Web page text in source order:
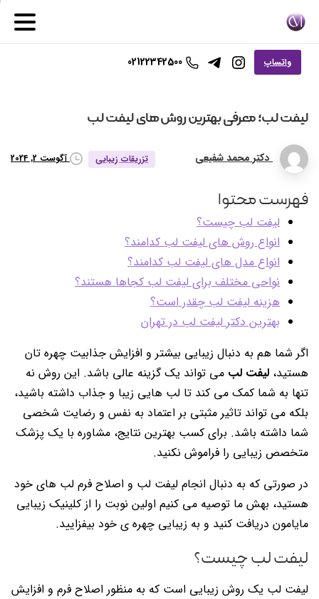
واتساپ 02122342500
لیفتلب؛معرفیبهترینروشهایلیفتلب
دکتر محمد شفیعی تزریقات زیبایی آگوست 2, 2024
فهرست محتوا
لیفت لب چیست؟
انواع روش های لیفت لب کدامند؟
انواع مدل های لیفت لب کدامند؟
نواحی مختلف برای لیفت لب کجاها هستند؟
هزینه لیفت لب چقدر است؟
بهترین دکتر لیفت لب در تهران
اگر شما هم به دنبال زیبایی بیشتر و افزایش جذابیت چهره تان
هستید، لیفت لب می تواند یک گزینه عالی باشد. این روش نه
تنها به شما کمک می کند تا لب هایی زیبا و جذاب داشته باشید،
بلکه می تواند تاثیر مثبتی بر اعتماد به نفس و رضایت شخصی
شما داشته باشد. برای کسب بهترین نتایج، مشاوره با یک پزشک
متخصص زیبایی را فراموش نکنید.
در صورتی که به دنبال انجام لیفت لب و اصلاح فرم لب های خود
هستید، بهش ما توصیه می کنیم اولین نوبت را از کلینیک زیبایی
مایامون دریافت کنید و به زیبایی چهره ی خود بیفزایید.
لیفت لب چیست؟
لیفت لب یک روش زیبایی است که به منظور اصلاح فرم و افزایش